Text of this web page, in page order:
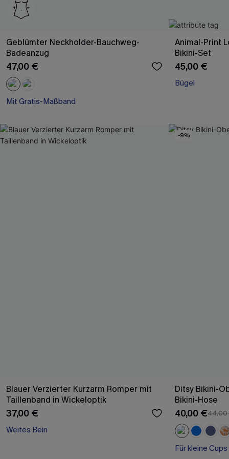
Geblümter Neckholder-Bauchweg-
Badeanzug
47,00 €
Mit Gratis-Maßband
Mit Gratis-Maßband
Animal-Print
Bikini-Set
45,00 €
Bügel
Blauer Verzierter Kurzarm Romper mit
Taillenband in Wickeloptik
37,00 €
Weites Bein
-9%
Ditsy Bikini-
Bikini-Hose
40,00 €
Für kleine Cups